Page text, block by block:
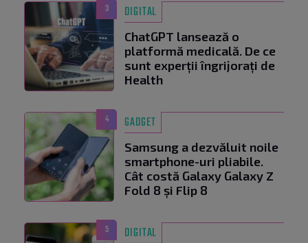
3 DIGITAL
ChatGPT lansează o
platformă medicală. De ce
sunt experții îngrijorați de
Health
4 GADGET
Samsung a dezvăluit noile
smartphone-uri pliabile.
Cât costă Galaxy Galaxy Z
Fold 8 și Flip 8
5 DIGITAL